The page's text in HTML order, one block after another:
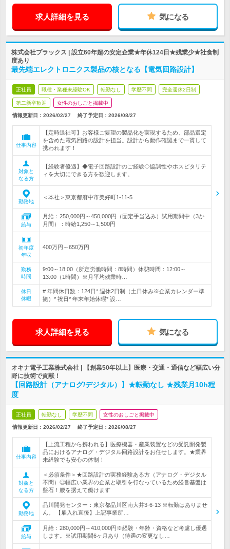
求人詳細を見る 気になる
株式会社プラックス | 設立60年超の安定企業★年休124日★残業少★社食制
度あり
最先端エレクトロニクス製品の核となる【電気回路設計】
正社員 職種・業種未経験OK 転勤なし 学歴不問 完全週休2日制
第二新卒歓迎 女性のおしごと掲載中
情報更新日：2026/02/27 終了予定日： 2026/08/27
仕事内容
【定時退社可】お客様ご要望の製品化を実現するため、部品選定
を含めた電気回路の設計を担当。設計から動作確認まで一貫して
携われます！
対象と
なる方
【経験者優遇】◆電子回路設計のご経験◇協調性やホスピタリテ
ィを大切にできる方を歓迎します。
勤務地
＜本社＞東京都府中市美好町1-11-5
給与
月給：250,000円～450,000円（固定手当込み）試用期間中（3か
月間）：時給1,250～1,500円
初年度
年収
400万円～650万円
勤務
時間
9:00～18:00（所定労働時間：8時間）休憩時間：12:00～
13:00（1時間）※月平均残業時…
休日
休暇
# 年間休日数：124日* 週休2日制（土日休み※企業カレンダー準
拠）* 祝日* 年末年始休暇* 設…
求人詳細を見る 気になる
オキナ電子工業株式会社 | 【創業50年以上】医療・交通・通信など幅広い分
野に技術で貢献！
【回路設計（アナログ/デジタル）】★転勤なし ★残業月10h程
度
正社員 転勤なし 学歴不問 女性のおしごと掲載中
情報更新日：2026/02/27 終了予定日： 2026/08/27
仕事内容
【上流工程から携われる】医療機器・産業装置などの受託開発製
品におけるアナログ・デジタル回路設計をお任せします。★業界
未経験でも安心の体制！
対象と
なる方
＜必須条件＞★回路設計の実務経験ある方（アナログ・デジタル
不問）◎幅広い業界の企業と取引を行なっているため経営基盤は
盤石！腰を据えて働けます
勤務地
品川開発センター：東京都品川区南大井3-6-13 ※転勤はありませ
ん。 【雇入れ直後】上記事業所…
給与
月給：280,000円～410,000円※経験・年齢・資格など考慮し優遇
します。※試用期間6ヶ月あり（待遇の変更なし…